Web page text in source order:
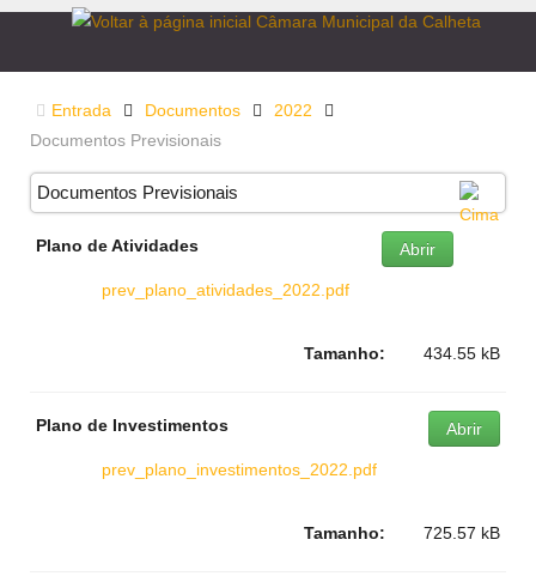
Entrada Documentos
2022
Documentos Previsionais
Documentos Previsionais
Plano de Atividades
prev_plano_atividades_2022.pdf
Abrir
Tamanho: 434.55 kB
Plano de Investimentos
prev_plano_investimentos_2022.pdf
Abrir
Tamanho: 725.57 kB